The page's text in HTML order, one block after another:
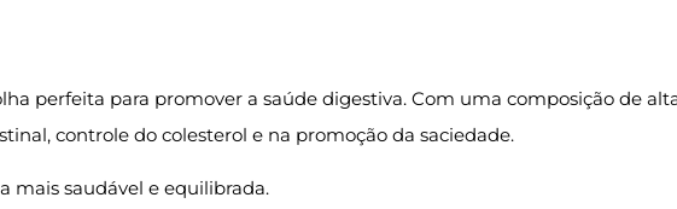
perfeita para promover a saúde digestiva. Com uma composição de
controle do colesterol e na promoção da saciedade.
mais saudável e equilibrada.